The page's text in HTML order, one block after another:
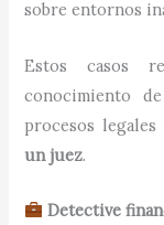
sobre entornos
Estos casos
conocimiento
procesos
un juez.
Detective